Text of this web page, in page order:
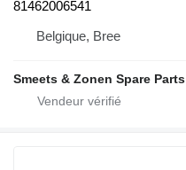
81462006541
Belgique, Bree
Smeets & Zonen Spare Parts